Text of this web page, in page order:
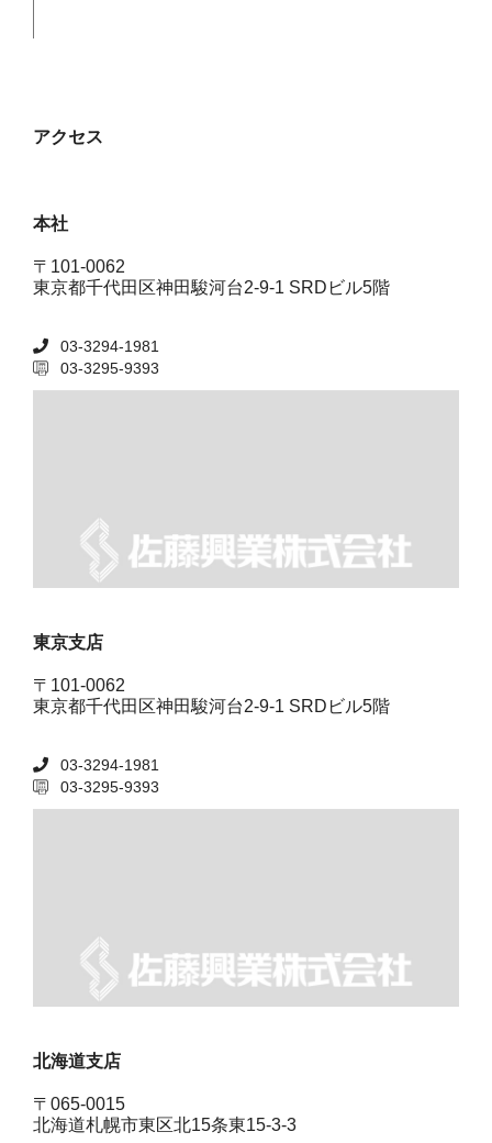
アクセス
本社
〒101-0062
東京都千代田区神田駿河台2-9-1 SRDビル5階
03-3294-1981
03-3295-9393
東京支店
〒101-0062
東京都千代田区神田駿河台2-9-1 SRDビル5階
03-3294-1981
03-3295-9393
北海道支店
〒065-0015
北海道札幌市東区北15条東15-3-3